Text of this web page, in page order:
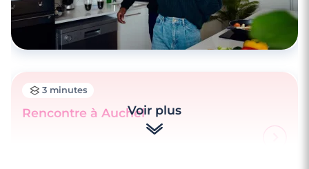
3 minutes
Rencontre à AuchelVoir plus